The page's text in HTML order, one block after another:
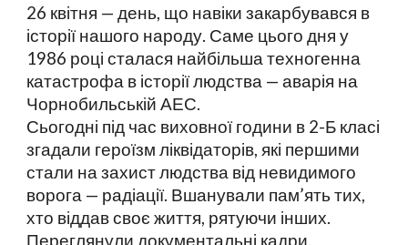
26 квітня — день, що навіки закарбувався в
історії нашого народу. Саме цього дня у
1986 році сталася найбільша техногенна
катастрофа в історії людства — аварія на
Чорнобильській АЕС.
Сьогодні під час виховної години в 2-Б класі
згадали героїзм ліквідаторів, які першими
стали на захист людства від невидимого
ворога — радіації. Вшанували пам’ять тих,
хто віддав своє життя, рятуючи інших.
Переглянули документальні кадри,